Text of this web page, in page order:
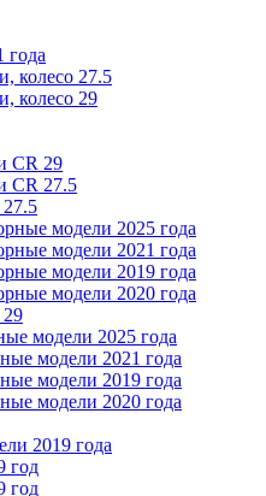
года
колесо 27.5
колесо 29
CR 29
CR 27.5
модели 2025 года
модели 2021 года
модели 2019 года
модели 2020 года
модели 2025 года
модели 2021 года
модели 2019 года
модели 2020 года
2019 года
год
год